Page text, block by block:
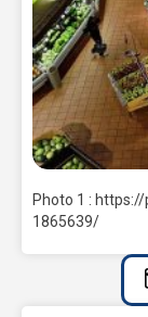
Photo 1 :
1865639/